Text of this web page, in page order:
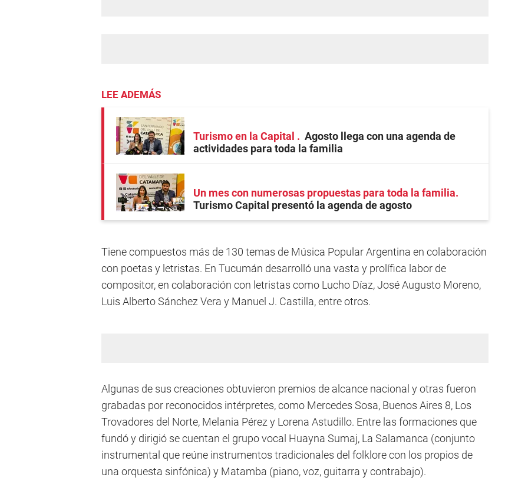
LEE ADEMÁS
Turismo en la Capital
Agosto llega con una agenda de
actividades para toda la familia
Un mes con numerosas propuestas para toda la familia
Turismo Capital presentó la agenda de agosto
Tiene compuestos más de 130 temas de Música Popular Argentina en colaboración
con poetas y letristas. En Tucumán desarrolló una vasta y prolífica labor de
compositor, en colaboración con letristas como Lucho Díaz, José Augusto Moreno,
Luis Alberto Sánchez Vera y Manuel J. Castilla, entre otros.
Algunas de sus creaciones obtuvieron premios de alcance nacional y otras fueron
grabadas por reconocidos intérpretes, como Mercedes Sosa, Buenos Aires 8, Los
Trovadores del Norte, Melania Pérez y Lorena Astudillo. Entre las formaciones que
fundó y dirigió se cuentan el grupo vocal Huayna Sumaj, La Salamanca (conjunto
instrumental que reúne instrumentos tradicionales del folklore con los propios de
una orquesta sinfónica) y Matamba (piano, voz, guitarra y contrabajo).